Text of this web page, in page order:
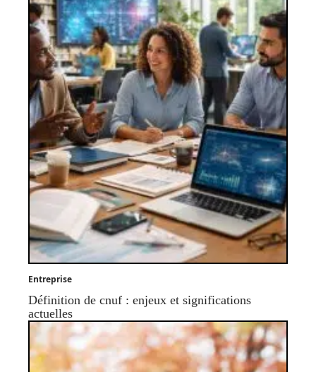
Entreprise
Définition de cnuf : enjeux et significations
actuelles